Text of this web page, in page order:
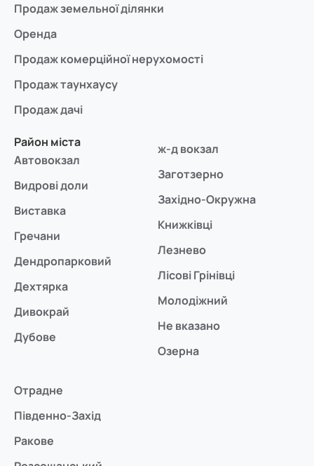
Продаж земельної ділянки
Оренда
Продаж комерційної нерухомості
Продаж таунхаусу
Продаж дачі
Район міста
Автовокзал
Видрові доли
Виставка
Гречани
Дендропарковий
Дехтярка
Дивокрай
Дубове
ж-д вокзал
Заготзерно
Західно-Окружна
Книжківці
Лезнево
Лісові Грінівці
Молодіжний
Не вказано
Озерна
Отрадне
Південно-Захід
Ракове